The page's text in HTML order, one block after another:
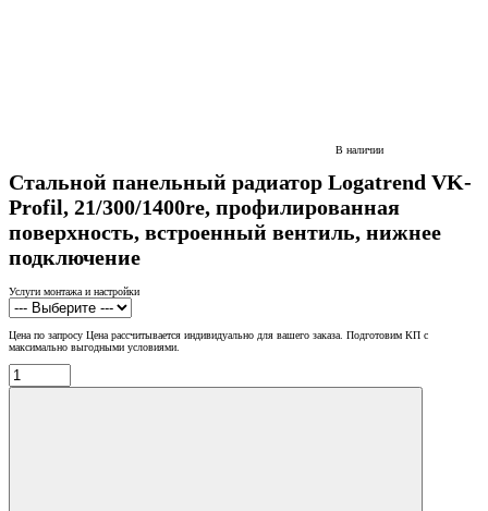
В наличии
Стальной панельный радиатор Logatrend VK-
Profil, 21/300/1400re, профилированная
поверхность, встроенный вентиль, нижнее
подключение
Услуги монтажа и настройки
Цена по запросу Цена рассчитывается индивидуально для вашего заказа. Подготовим КП с
максимально выгодными условиями.